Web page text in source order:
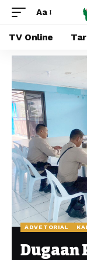
Aa
TV Online
ADVETORIAL
Dugaan